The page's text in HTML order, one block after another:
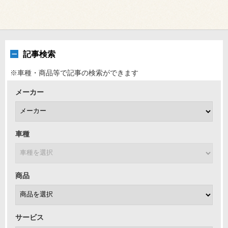
記事検索
※車種・商品等で記事の検索ができます
メーカー
車種
商品
サービス